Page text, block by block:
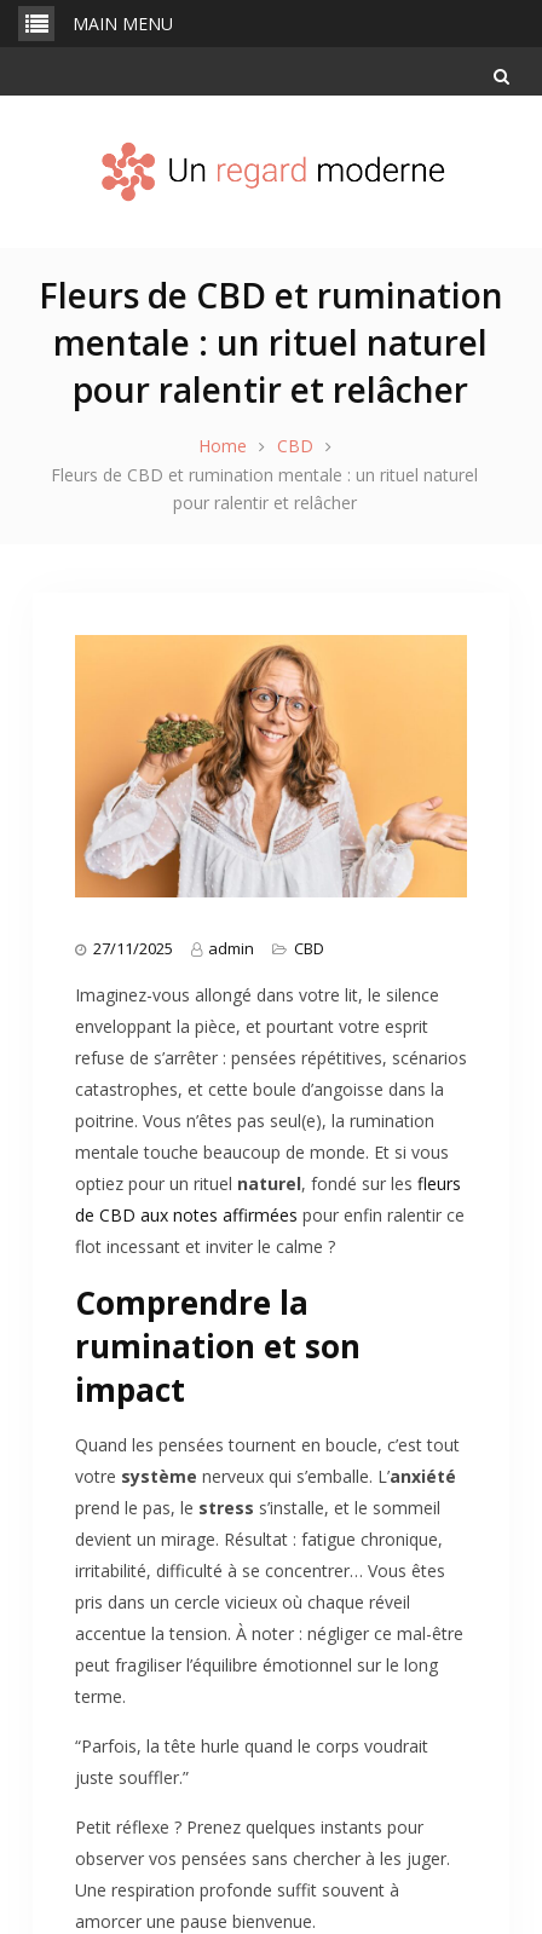
Skip
MAIN MENU
Fleurs de CBD et rumination
mentale : un rituel naturel
pour ralentir et relâcher
Home
CBD
Fleurs de CBD et rumination mentale : un rituel naturel
pour ralentir et relâcher
27/11/2025 admin CBD
Imaginez-vous allongé dans votre lit, le silence
enveloppant la pièce, et pourtant votre esprit
refuse de s’arrêter : pensées répétitives, scénarios
catastrophes, et cette boule d’angoisse dans la
poitrine. Vous n’êtes pas seul(e), la rumination
mentale touche beaucoup de monde. Et si vous
optiez pour un rituel naturel, fondé sur les fleurs
de CBD aux notes affirmées pour enfin ralentir ce
flot incessant et inviter le calme ?
Comprendre la
rumination et son
impact
Quand les pensées tournent en boucle, c’est tout
votre système nerveux qui s’emballe. L’anxiété
prend le pas, le stress s’installe, et le sommeil
devient un mirage. Résultat : fatigue chronique,
irritabilité, difficulté à se concentrer… Vous êtes
pris dans un cercle vicieux où chaque réveil
accentue la tension. À noter : négliger ce mal-être
peut fragiliser l’équilibre émotionnel sur le long
terme.
“Parfois, la tête hurle quand le corps voudrait
juste souffler.”
Petit réflexe ? Prenez quelques instants pour
observer vos pensées sans chercher à les juger.
Une respiration profonde suffit souvent à
amorcer une pause bienvenue.